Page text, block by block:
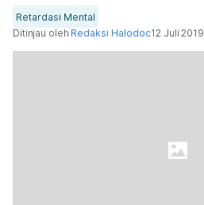
Retardasi Mental
Ditinjau oleh Redaksi Halodoc12 Juli 2019